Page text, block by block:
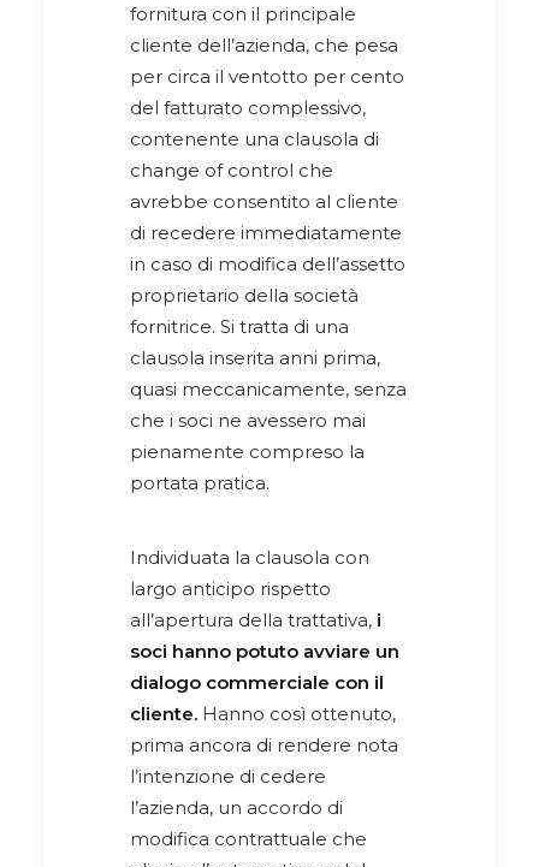
fornitura con il principale
cliente dell’azienda, che pesa
per circa il ventotto per cento
del fatturato complessivo,
contenente una clausola di
change of control che
avrebbe consentito al cliente
di recedere immediatamente
in caso di modifica dell’assetto
proprietario della società
fornitrice. Si tratta di una
clausola inserita anni prima,
quasi meccanicamente, senza
che i soci ne avessero mai
pienamente compreso la
portata pratica.
Individuata la clausola con
largo anticipo rispetto
all’apertura della trattativa, i
soci hanno potuto avviare un
dialogo commerciale con il
cliente. Hanno così ottenuto,
prima ancora di rendere nota
l’intenzione di cedere
l’azienda, un accordo di
modifica contrattuale che